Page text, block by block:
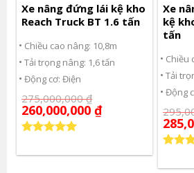
Xe nâng đứng lái kệ kho
Reach Truck BT 1.6 tấn
Chiều cao nâng: 10,8m
Tải trọng nâng: 1,6 tấn
Động cơ: Điện
275,000,000₫
260,000,000 ₫
hạng5.00
Xe
kệ
tấn
Chiều
Tải
Động
hạng